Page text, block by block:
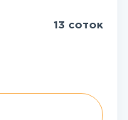
13 соток